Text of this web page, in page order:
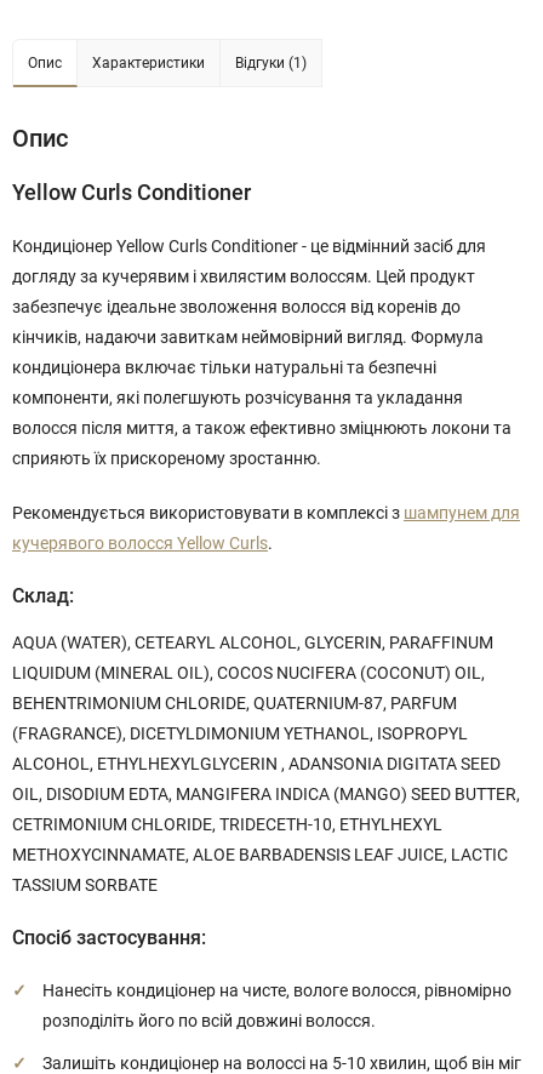
Опис Характеристики Відгуки (1)
Опис
Yellow Curls Conditioner
Кондиціонер Yellow Curls Conditioner - це відмінний засіб для
догляду за кучерявим і хвилястим волоссям. Цей продукт
забезпечує ідеальне зволоження волосся від коренів до
кінчиків, надаючи завиткам неймовірний вигляд. Формула
кондиціонера включає тільки натуральні та безпечні
компоненти, які полегшують розчісування та укладання
волосся після миття, а також ефективно зміцнюють локони та
сприяють їх прискореному зростанню.
Рекомендується використовувати в комплексі з шампунем для
кучерявого волосся Yellow Curls.
Склад:
AQUA (WATER), CETEARYL ALCOHOL, GLYCERIN, PARAFFINUM
LIQUIDUM (MINERAL OIL), COCOS NUCIFERA (COCONUT) OIL,
BEHENTRIMONIUM CHLORIDE, QUATERNIUM-87, PARFUM
(FRAGRANCE), DICETYLDIMONIUM YETHANOL, ISOPROPYL
ALCOHOL, ETHYLHEXYLGLYCERIN , ADANSONIA DIGITATA SEED
OIL, DISODIUM EDTA, MANGIFERA INDICA (MANGO) SEED BUTTER,
CETRIMONIUM CHLORIDE, TRIDECETH-10, ETHYLHEXYL
METHOXYCINNAMATE, ALOE BARBADENSIS LEAF JUICE, LACTIC
TASSIUM SORBATE
Спосіб застосування:
Нанесіть кондиціонер на чисте, вологе волосся, рівномірно
розподіліть його по всій довжині волосся.
Залишіть кондиціонер на волоссі на 5-10 хвилин, щоб він міг